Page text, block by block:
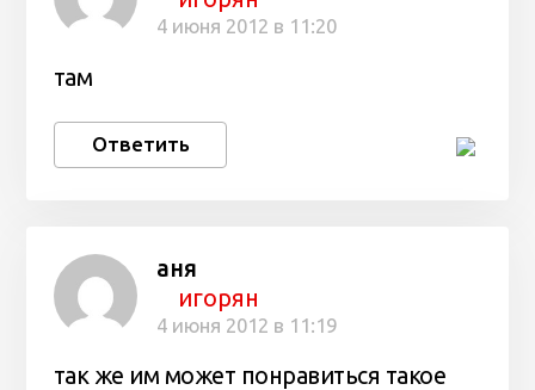
4 июня 2012 в 11:20
там
Ответить
аня
игорян
4 июня 2012 в 11:19
так же им может понравиться такое